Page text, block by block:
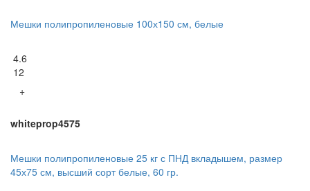
Мешки полипропиленовые 100х150 см, белые
4.6
12
+
whiteprop4575
Мешки полипропиленовые 25 кг с ПНД вкладышем, размер
45х75 см, высший сорт белые, 60 гр.